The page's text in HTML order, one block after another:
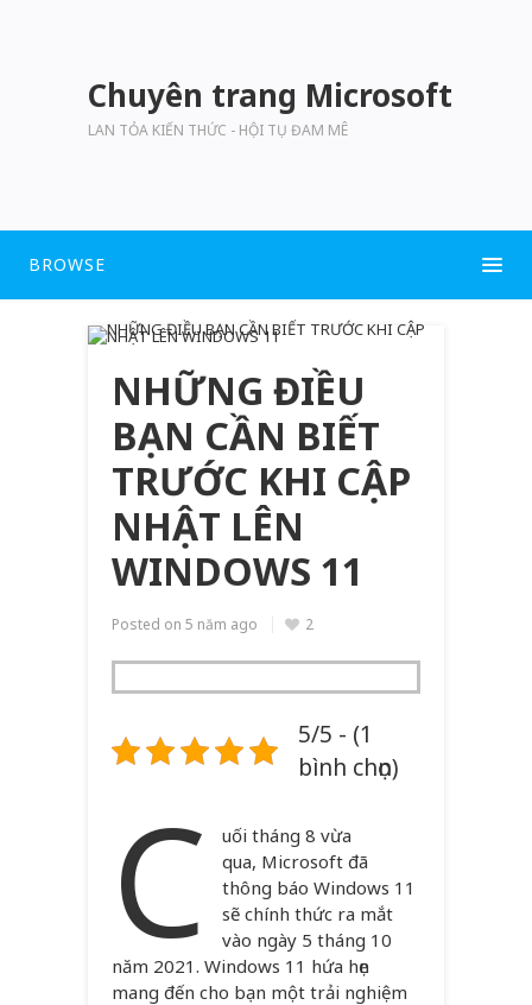
Chuyên trang Microsoft
LAN TỎA KIẾN THỨC - HỘI TỤ ĐAM MÊ
BROWSE
NHỮNG ĐIỀU
BẠN CẦN BIẾT
TRƯỚC KHI CẬP
NHẬT LÊN
WINDOWS 11
Posted on 5 năm ago 2
5/5 - (1
bình chọn)
C
uối tháng 8 vừa
qua, Microsoft đã
thông báo Windows 11
sẽ chính thức ra mắt
vào ngày 5 tháng 10
năm 2021. Windows 11 hứa hẹn
mang đến cho bạn một trải nghiệm